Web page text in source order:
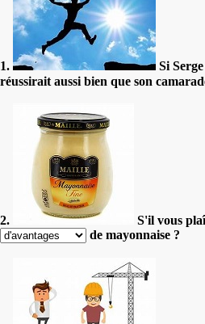
1. Si
réussirait aussi bien que son
2.
S'il vous
de mayonnaise ?